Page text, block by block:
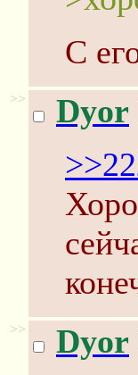
C
>> Dyor
>> Dyor